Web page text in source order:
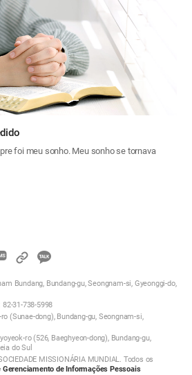
foi meu sonho. Meu sonho se tornava
카
오
톡
공
유
하
Bundang, Bundang-gu, Seongnam-si, Gyeonggi-do,
31-738-5998
(Sunae-dong), Bundang-gu, Seongnam-si,
ro (526, Baeghyeon-dong), Bundang-gu,
do Sul
MISSIONÁRIA MUNDIAL. Todos os
Gerenciamento de Informações Pessoais